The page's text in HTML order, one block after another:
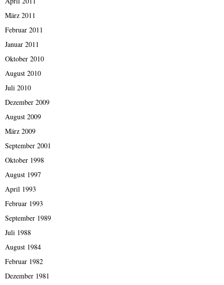
März 2011
Februar 2011
Januar 2011
Oktober 2010
August 2010
Juli 2010
Dezember 2009
August 2009
März 2009
September 2001
Oktober 1998
August 1997
April 1993
Februar 1993
September 1989
Juli 1988
August 1984
Februar 1982
Dezember 1981